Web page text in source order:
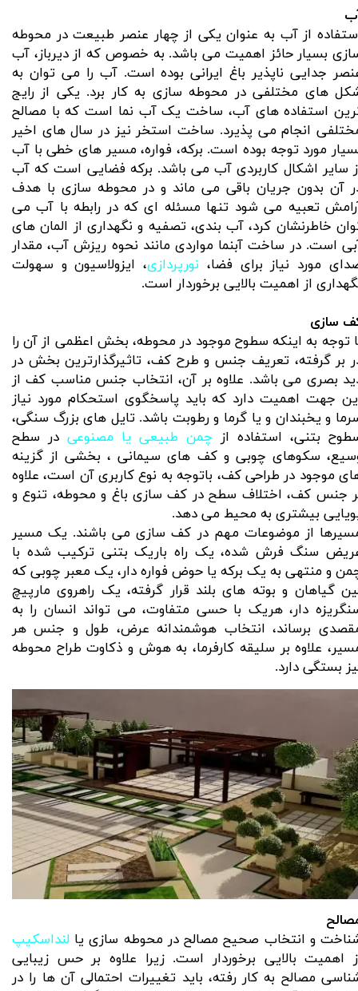
از آب به عنوان یکی از چهار عنصر طبیعت در محوطه
بسیار حائز اهمیت می باشد. به خصوص که از دیرباز، آب
جدایی ناپذیر باغ ایرانی بوده است. آب را می توان به
های مختلفی در محوطه سازی به کار برد. یکی از رایج
استفاده های آب، ساخت یک آب نما است که با مصالح
انجام می پذیرد. ساخت استخر نیز در سال های اخیر
مورد توجه بوده است. برکه، فواره، مسیر های خطی با آب
سایر اشکال کاربردی آب می باشد. برکه فضایی است که آب
آن بدون جریان باقی می ماند و در محوطه سازی با هدف
تعبیه می شود تنها مسئله ای که در رابطه با آب می
خاطرنشان کرد، آب بندی، تصفیه و نگهداری از المان های
است. در ساخت آبنما مواردی مانند نحوه ریزش آب، مقدار
مورد نیاز برای فضا، نورپردازی، ایزولاسیون و سهولت
از اهمیت بالایی برخوردار است.
سازی
توجه به اینکه سطوح موجود در محوطه، بخش اعظمی از آن را
بر گرفته، تعریف جنس و طرح کف، تاثیرگذارترین بخش در
بصری می باشد. علاوه بر آن، انتخاب جنس مناسب کف از
جهت اهمیت دارد که باید پاسخگوی استحکام مورد نیاز
و یخبندان و یا گرما و رطوبت باشد. تایل های بزرگ سنگی،
بتنی، استفاده از چمن طبیعی یا مصنوعی در سطح
سکوهای چوبی و کف های سیمانی ، بخشی از گزینه
موجود در طراحی کف، باتوجه به نوع کاربری آن است، علاوه
جنس کف، اختلاف سطح در کف سازی باغ و محوطه، تنوع و
بیشتری به محیط می دهد.
از موضوعات مهم در کف سازی می باشند. یک مسیر
سنگ فرش شده، یک راه باریک بتنی ترکیب شده با
و منتهی به یک برکه یا حوض فواره دار، یک معبر چوبی که
گیاهان و بوته های بلند قرار گرفته، یک راهروی مارپیچ
دار، هریک با حسی متفاوت، می تواند انسان را به
برساند، انتخاب هوشمندانه عرض، طول و جنس هر
علاوه بر سلیقه کارفرما، به هوش و ذکاوت طراح محوطه
بستگی دارد.
و انتخاب صحیح مصالح در محوطه سازی یا لنداسکیپ
اهمیت بالایی برخوردار است. زیرا علاوه بر حس زیبایی
مصالح به کار رفته، باید تغییرات احتمالی آن ها را در